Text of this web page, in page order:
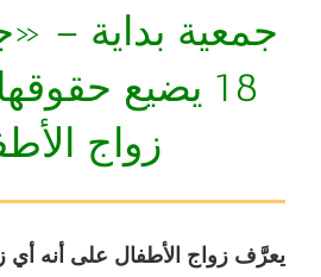
جمعية بداية –
18 يضيع
زواج
يعرَّف زواج الأطفال على أنه